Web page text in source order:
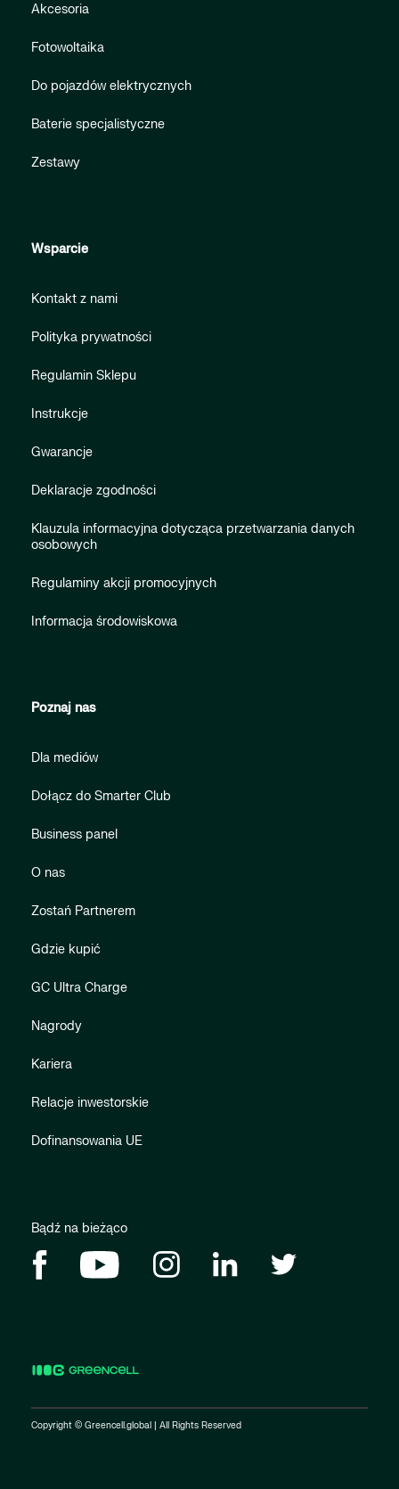
Akcesoria
Fotowoltaika
Do pojazdów elektrycznych
Baterie specjalistyczne
Zestawy
Wsparcie
Kontakt z nami
Polityka prywatności
Regulamin Sklepu
Instrukcje
Gwarancje
Deklaracje zgodności
Klauzula informacyjna dotycząca przetwarzania danych
osobowych
Regulaminy akcji promocyjnych
Informacja środowiskowa
Poznaj nas
Dla mediów
Dołącz do Smarter Club
Business panel
O nas
Zostań Partnerem
Gdzie kupić
GC Ultra Charge
Nagrody
Kariera
Relacje inwestorskie
Dofinansowania UE
Bądź na bieżąco
Copyright © Greencell.global | All Rights Reserved